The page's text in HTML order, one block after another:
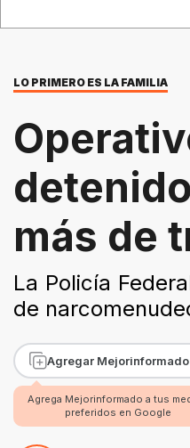
LO PRIMERO ES LA FAMILIA
más de
La Policía
de
Agregar Mejorinformado
Agrega Mejorinformado a tus
preferidos en Google